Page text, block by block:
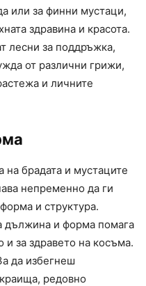
или за финни мустаци,
здравина и красота.
лесни за поддръжка,
от различни грижи,
и личните
на брадата и мустаците
непременно да ги
и структура.
дължина и форма помага
и за здравето на косъма.
да избегнеш
редовно